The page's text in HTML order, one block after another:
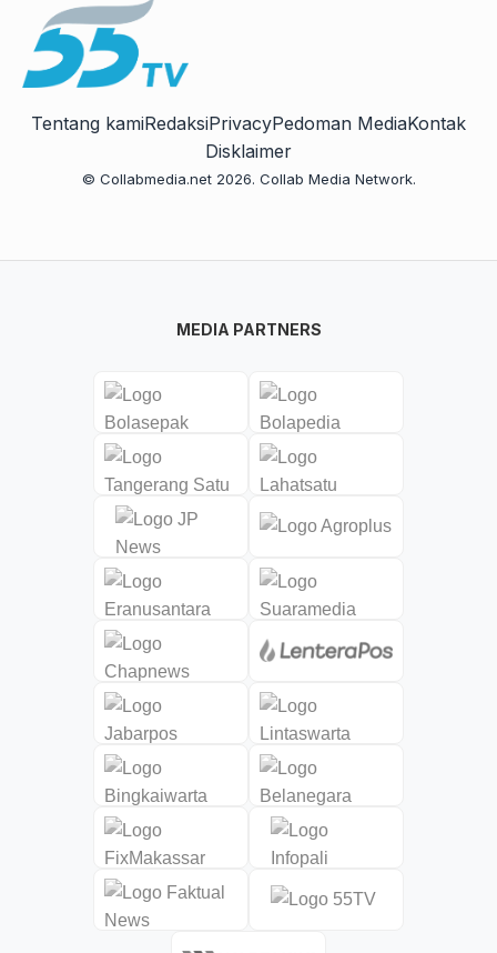
Tentang kamiRedaksiPrivacyPedoman MediaKontak
Disklaimer
© Collabmedia.net 2026. Collab Media Network.
MEDIA PARTNERS